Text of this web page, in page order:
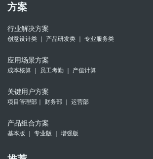
方案
行业解决方案
创意设计类 ｜ 产品研发类 ｜ 专业服务类
应用场景方案
成本核算 ｜ 员工考勤 ｜ 产值计算
关键用户方案
项目管理部｜ 财务部 ｜ 运营部
产品组合方案
基本版 ｜ 专业版 ｜ 增强版